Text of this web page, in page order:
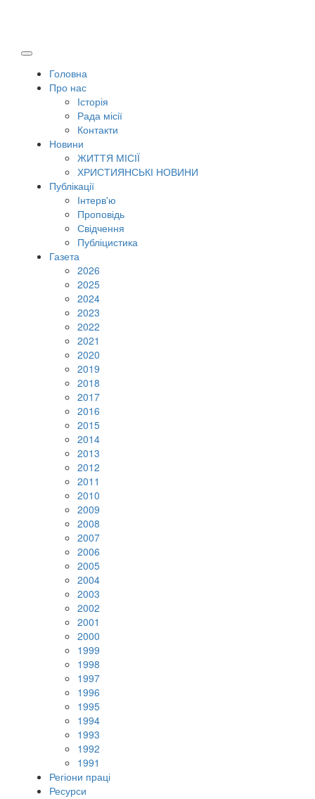
Головна
Про нас
Історія
Рада місії
Контакти
Новини
ЖИТТЯ МІСІЇ
ХРИСТИЯНСЬКІ НОВИНИ
Публікації
Інтерв'ю
Проповідь
Свідчення
Публіцистика
Газета
2026
2025
2024
2023
2022
2021
2020
2019
2018
2017
2016
2015
2014
2013
2012
2011
2010
2009
2008
2007
2006
2005
2004
2003
2002
2001
2000
1999
1998
1997
1996
1995
1994
1993
1992
1991
Регіони праці
Ресурси